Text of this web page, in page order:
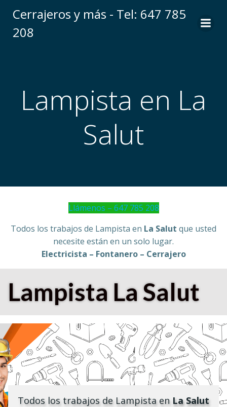
Cerrajeros y más - Tel: 647 785
208
Lampista en La
Salut
Llámenos – 647 785 208
Todos los trabajos de Lampista en La Salut que usted
necesite están en un solo lugar.
Electricista – Fontanero – Cerrajero
LampistaLa Salut
Todos los trabajos de Lampista en La Salut